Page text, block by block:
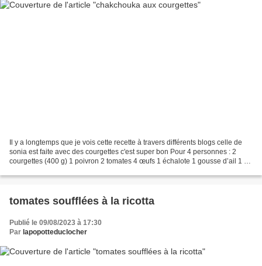
Il y a longtemps que je vois cette recette à travers différents blogs celle de
sonia est faite avec des courgettes c'est super bon Pour 4 personnes : 2
courgettes (400 g) 1 poivron 2 tomates 4 œufs 1 échalote 1 gousse d’ail 1 cc
tomates soufflées à la ricotta
Publié le 09/08/2023 à 17:30
Par lapopotteduclocher